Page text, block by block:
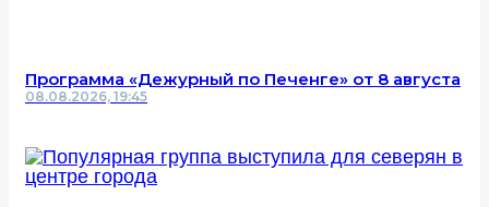
Программа «Дежурный по Печенге» от 8 августа
08.08.2026, 19:45